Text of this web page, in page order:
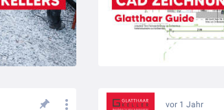
vor 1 Jahr